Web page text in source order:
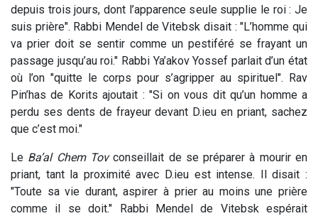
depuis trois jours, dont l’apparence seule supplie le roi : Je
suis prière". Rabbi Mendel de Vitebsk disait : "L’homme qui
va prier doit se sentir comme un pestiféré se frayant un
passage jusqu’au roi." Rabbi Ya’akov Yossef parlait d’un état
où l’on "quitte le corps pour s’agripper au spirituel". Rav
Pin’has de Korits ajoutait : "Si on vous dit qu’un homme a
perdu ses dents de frayeur devant D.ieu en priant, sachez
que c’est moi."
Le Ba’al Chem Tovconseillait de se préparer à mourir en
priant, tant la proximité avec D.ieu est intense. Il disait :
"Toute sa vie durant, aspirer à prier au moins une prière
comme il se doit." Rabbi Mendel de Vitebsk espérait